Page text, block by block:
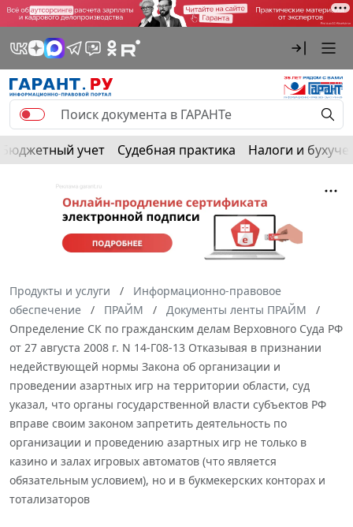
Бюджетный учет Судебная практика Налоги и
Продукты и услуги
Информационно-правовое
обеспечение
ПРАЙМ
Документы ленты ПРАЙМ
Определение СК по гражданским делам Верховного Суда РФ
от 27 августа 2008 г. N 14-Г08-13 Отказывая в признании
недействующей нормы Закона об организации и
проведении азартных игр на территории области, суд
указал, что органы государственной власти субъектов РФ
вправе своим законом запретить деятельность по
организации и проведению азартных игр не только в
казино и залах игровых автоматов (что является
обязательным условием), но и в букмекерских конторах и
тотализаторов